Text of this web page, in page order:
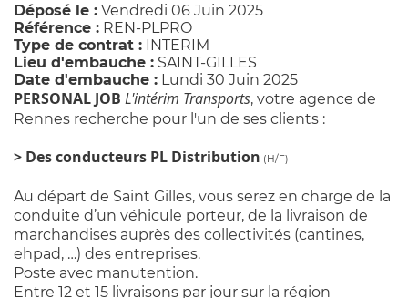
Déposé le : Vendredi 06 Juin 2025
Référence : REN-PLPRO
Type de contrat : INTERIM
Lieu d'embauche : SAINT-GILLES
Date d'embauche : Lundi 30 Juin 2025
PERSONAL JOB L'intérim Transports, votre agence de
Rennes recherche pour l'un de ses clients :
> Des conducteurs PL Distribution (H/F)
Au départ de Saint Gilles, vous serez en charge de la
conduite d’un véhicule porteur, de la livraison de
marchandises auprès des collectivités (cantines,
ehpad, …) des entreprises.
Poste avec manutention.
Entre 12 et 15 livraisons par jour sur la région